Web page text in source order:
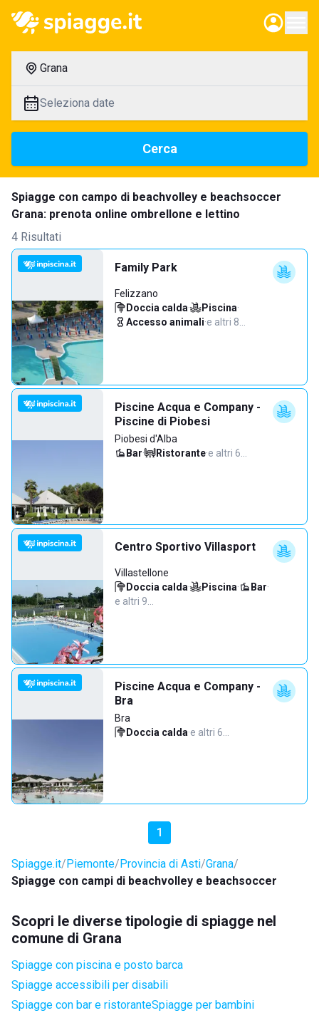
Grana
Seleziona date
Cerca
Spiagge con campo di beachvolley e beachsoccer
Grana: prenota online ombrellone e lettino
4 Risultati
Family Park
Felizzano
Doccia calda· Piscina·
Accesso animali·e altri 8…
Piscine Acqua e Company -
Piscine di Piobesi
Piobesi d'Alba
Bar· Ristorante·e altri 6…
Centro Sportivo Villasport
Villastellone
Doccia calda· Piscina· Bar·
e altri 9…
Piscine Acqua e Company -
Bra
Bra
Doccia calda·e altri 6…
1
Spiagge.it Piemonte Provincia di Asti Grana
Spiagge con campi di beachvolley e beachsoccer
Scopri le diverse tipologie di spiagge nel
comune di Grana
Spiagge con piscina e posto barca
Spiagge accessibili per disabili
Spiagge con bar e ristoranteSpiagge per bambini